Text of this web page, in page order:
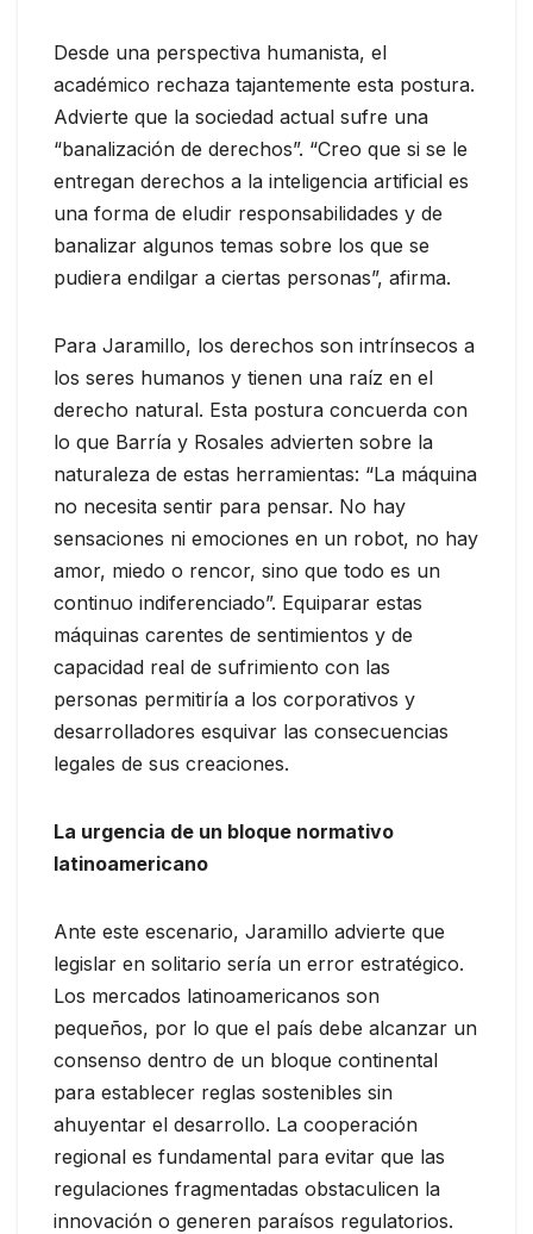
Desde una perspectiva humanista, el
académico rechaza tajantemente esta postura.
Advierte que la sociedad actual sufre una
“banalización de derechos”. “Creo que si se le
entregan derechos a la inteligencia artificial es
una forma de eludir responsabilidades y de
banalizar algunos temas sobre los que se
pudiera endilgar a ciertas personas”, afirma.
Para Jaramillo, los derechos son intrínsecos a
los seres humanos y tienen una raíz en el
derecho natural. Esta postura concuerda con
lo que Barría y Rosales advierten sobre la
naturaleza de estas herramientas: “La máquina
no necesita sentir para pensar. No hay
sensaciones ni emociones en un robot, no hay
amor, miedo o rencor, sino que todo es un
continuo indiferenciado”. Equiparar estas
máquinas carentes de sentimientos y de
capacidad real de sufrimiento con las
personas permitiría a los corporativos y
desarrolladores esquivar las consecuencias
legales de sus creaciones.
La urgencia de un bloque normativo
latinoamericano
Ante este escenario, Jaramillo advierte que
legislar en solitario sería un error estratégico.
Los mercados latinoamericanos son
pequeños, por lo que el país debe alcanzar un
consenso dentro de un bloque continental
para establecer reglas sostenibles sin
ahuyentar el desarrollo. La cooperación
regional es fundamental para evitar que las
regulaciones fragmentadas obstaculicen la
innovación o generen paraísos regulatorios.